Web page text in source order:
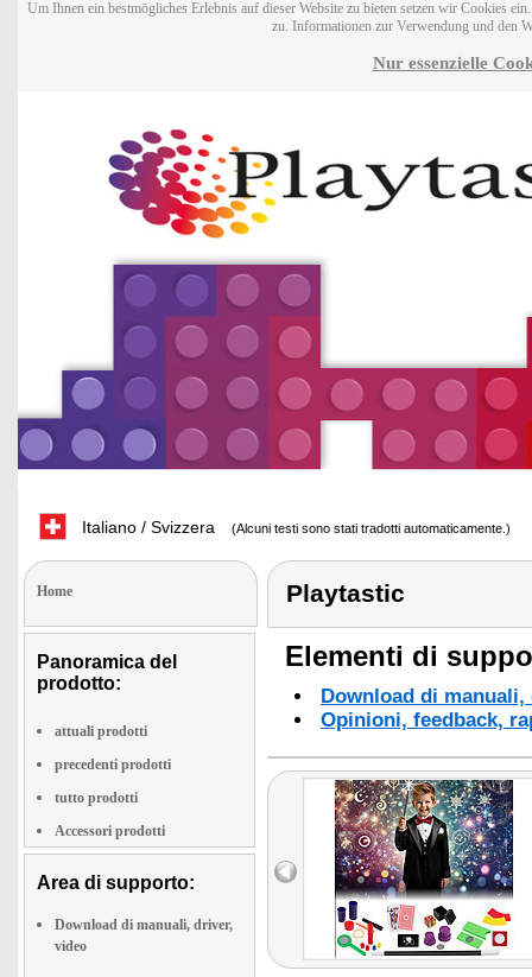
Um Ihnen ein bestmögliches Erlebnis auf dieser Website zu bieten setzen wir Cookies
zu. Informationen zur Verwendung und den
Nur essenzielle
Italiano / Svizzera (Alcuni testi sono stati tradotti automaticamente.)
Home
Panoramica del
prodotto:
attuali prodotti
precedenti prodotti
tutto prodotti
Accessori prodotti
Area di supporto:
Download di manuali, driver,
video
Playtastic
Elementi di
Download di
Opinioni, feedback,